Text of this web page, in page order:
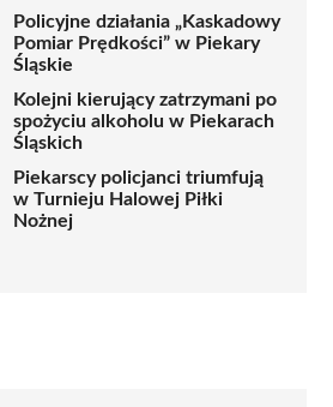
Policyjne działania „Kaskadowy
Pomiar Prędkości” w Piekary
Śląskie
Kolejni kierujący zatrzymani po
spożyciu alkoholu w Piekarach
Śląskich
Piekarscy policjanci triumfują
w Turnieju Halowej Piłki
Nożnej